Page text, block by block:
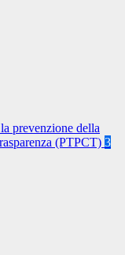
prevenzione della
(PTPCT) 3